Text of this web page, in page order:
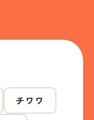
チワワ